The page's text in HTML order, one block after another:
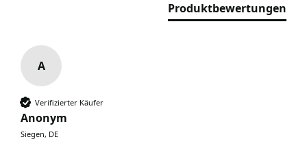
Produktbewertungen
A
Verifizierter Käufer
Anonym
Siegen, DE